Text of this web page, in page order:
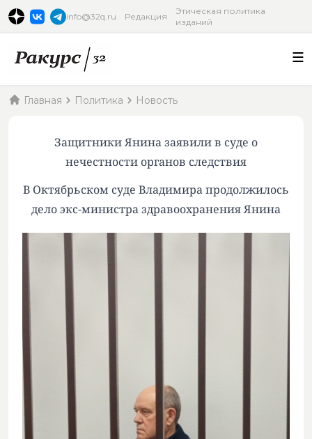
info@32q.ru Редакция
Этическая политика
изданий
Главная Политика Новость
Защитники Янина заявили в суде о
нечестности органов следствия
В Октябрьском суде Владимира продолжилось
дело экс-министра здравоохранения Янина